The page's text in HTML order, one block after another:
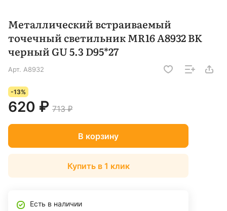
Металлический встраиваемый
точечный светильник MR16 A8932 BK
черный GU 5.3 D95*27
Арт. A8932
-13%
620 ₽ 713 ₽
В корзину
Купить в 1 клик
Есть в наличии